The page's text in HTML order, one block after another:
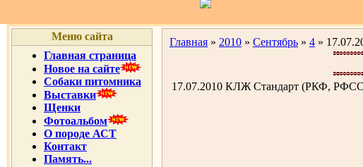
Меню сайта
Главная страница
Новое на сайте
Собаки питомника
Выставки
Щенки
Фотоальбом
О породе АСТ
Контакт
Память...
Главная » 2010 » Сентябрь » 4 »
17.07.2010 КЛЖ Стандарт (РКФ,